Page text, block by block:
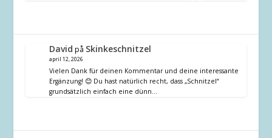
David på Skinkeschnitzel
april 12, 2026
Vielen Dank für deinen Kommentar und deine interessante
Ergänzung! 😊 Du hast natürlich recht, dass „Schnitzel“
grundsätzlich einfach eine dünn…